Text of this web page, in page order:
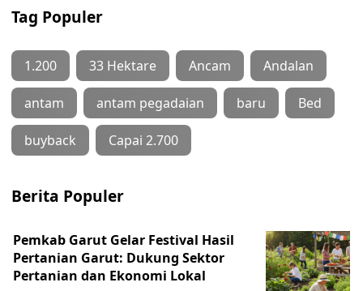
Tag Populer
1.200 33 Hektare Ancam Andalan
antam antam pegadaian baru Bed
buyback Capai 2.700
Berita Populer
Pemkab Garut Gelar Festival Hasil
Pertanian Garut: Dukung Sektor
Pertanian dan Ekonomi Lokal